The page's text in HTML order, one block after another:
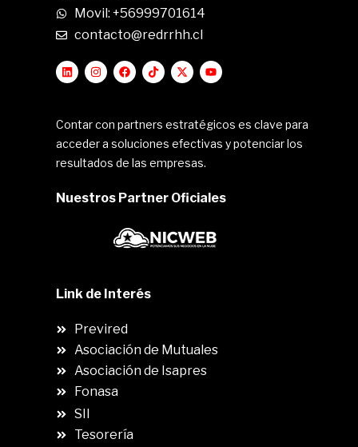
Movil: +56999701614
contacto@redrrhh.cl
Contar con partners estratégicos es clave para
acceder a soluciones efectivas y potenciar los
resultados de las empresas.
Nuestros Partner Oficiales
Link de Interés
Previred
Asociación de Mutuales
Asociación de Isapres
Fonasa
SII
Tesorería